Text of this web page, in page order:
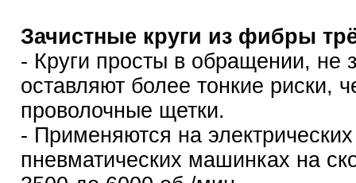
Зачистные круги из фибры
- Круги просты в обращении, не
оставляют более тонкие риски,
проволочные щетки.
- Применяются на
пневматических машинках на